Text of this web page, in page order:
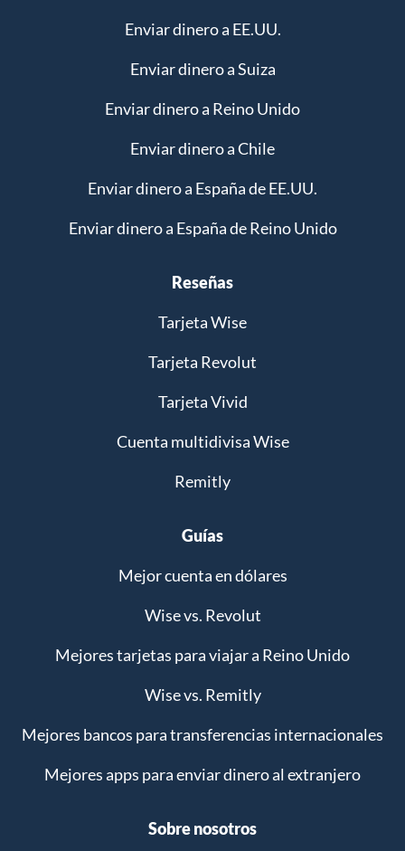
Enviar dinero a EE.UU.
Enviar dinero a Suiza
Enviar dinero a Reino Unido
Enviar dinero a Chile
Enviar dinero a España de EE.UU.
Enviar dinero a España de Reino Unido
Reseñas
Tarjeta Wise
Tarjeta Revolut
Tarjeta Vivid
Cuenta multidivisa Wise
Remitly
Guías
Mejor cuenta en dólares
Wise vs. Revolut
Mejores tarjetas para viajar a Reino Unido
Wise vs. Remitly
Mejores bancos para transferencias internacionales
Mejores apps para enviar dinero al extranjero
Sobre nosotros